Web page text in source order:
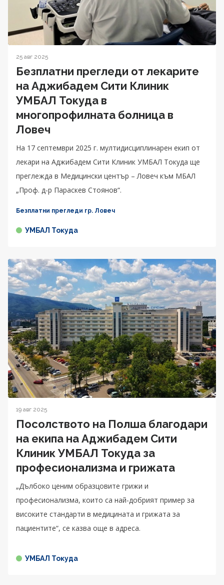
25 авг 2025
Безплатни прегледи от лекарите
на Аджибадем Сити Клиник
УМБАЛ Токуда в
многопрофилната болница в
Ловеч
На 17 септември 2025 г. мултидисциплинарен екип от
лекари на Аджибадем Сити Клиник УМБАЛ Токуда ще
преглежда в Медицински център – Ловеч към МБАЛ
„Проф. д-р Параскев Стоянов“.
Безплатни прегледи гр. Ловеч
УМБАЛ Токуда
19 авг 2025
Посолството на Полша благодари
на екипа на Аджибадем Сити
Клиник УМБАЛ Токуда за
професионализма и грижата
„Дълбоко ценим образцовите грижи и
професионализма, които са най-добрият пример за
високите стандарти в медицината и грижата за
пациентите“, се казва още в адреса.
УМБАЛ Токуда